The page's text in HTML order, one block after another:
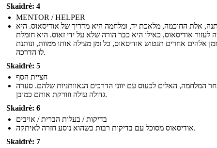
Skaidrė: 4
MENTOR / HELPER
אלת החוכמה, מלאכת יד, ומלחמה היא מדריך של אודיסאוס. היא
לעזור אודיסאוס, כאילו היא כבר הורה שלא על ידי זאוס. היא חומלת
אלהים אחרים תנטוש אודיסאוס, כל זמן מצילה אותו ממוות, ונותנת
לו הדרכה.
Skaidrė: 5
חציית הסף
המלחמה, האלים לכעוס עם יווני הדרכים הגאוותניות שלהם. סערה
גדולה עולה וזורקת אותם כמובן.
Skaidrė: 6
בדיקות / בעלות הברית / אויבים
אודיסאוס מסוכל עם בדיקות רבות כשהוא נוסע חזרה לאיתקה.
Skaidrė: 7